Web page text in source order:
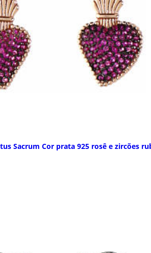
Sacrum Cor prata 925 rosê e zircões